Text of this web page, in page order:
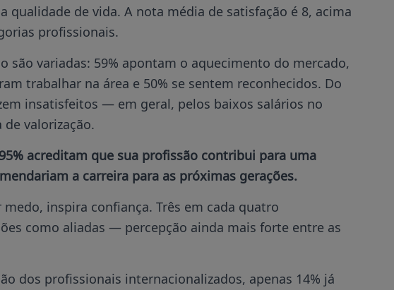
qualidade de vida. A nota média de satisfação é 8, acima
profissionais.
são variadas: 59% apontam o aquecimento do mercado,
trabalhar na área e 50% se sentem reconhecidos. Do
insatisfeitos — em geral, pelos baixos salários no
valorização.
acreditam que sua profissão contribui para uma
a carreira para as próximas gerações.
inspira confiança. Três em cada quatro
como aliadas — percepção ainda mais forte entre as
dos profissionais internacionalizados, apenas 14% já